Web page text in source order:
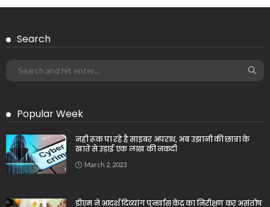
Search
Popular Week
नही रूक पा रहे है साइबर अपराध, अब उझानी की छात्रा के
खाते से उड़ाई एक लाख की नकदी
March 2, 2023
डीएम ने आदर्श दिव्यांग पुनर्वास केंद्र का निरीक्षण कर असंतोष